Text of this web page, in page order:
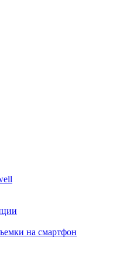
на смартфон